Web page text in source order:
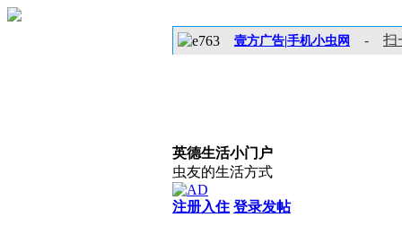
壹方广告|手机小虫网 - 扫
英德生活小门户
虫友的生活方式
注册入住 登录发帖